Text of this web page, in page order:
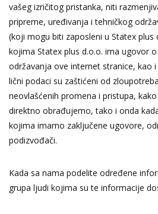
vašeg izričitog pristanka, niti
pripreme, uređivanja i tehničkog
(koji mogu biti zaposleni u Statex plus
kojima Statex plus d.o.o. ima ugovor
održavanja ove internet stranice, kao
lični podaci su zaštićeni od
neovlašćenih promena i pristupa,
direktno obrađujemo, tako i onda
kojima imamo zaključene ugovore,
podizvođači.
Kada sa nama podelite određene
grupa ljudi kojima su te informacije